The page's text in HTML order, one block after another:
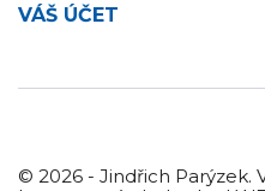
VÁŠ ÚČET
© 2026 - Jindřich Parýzek.